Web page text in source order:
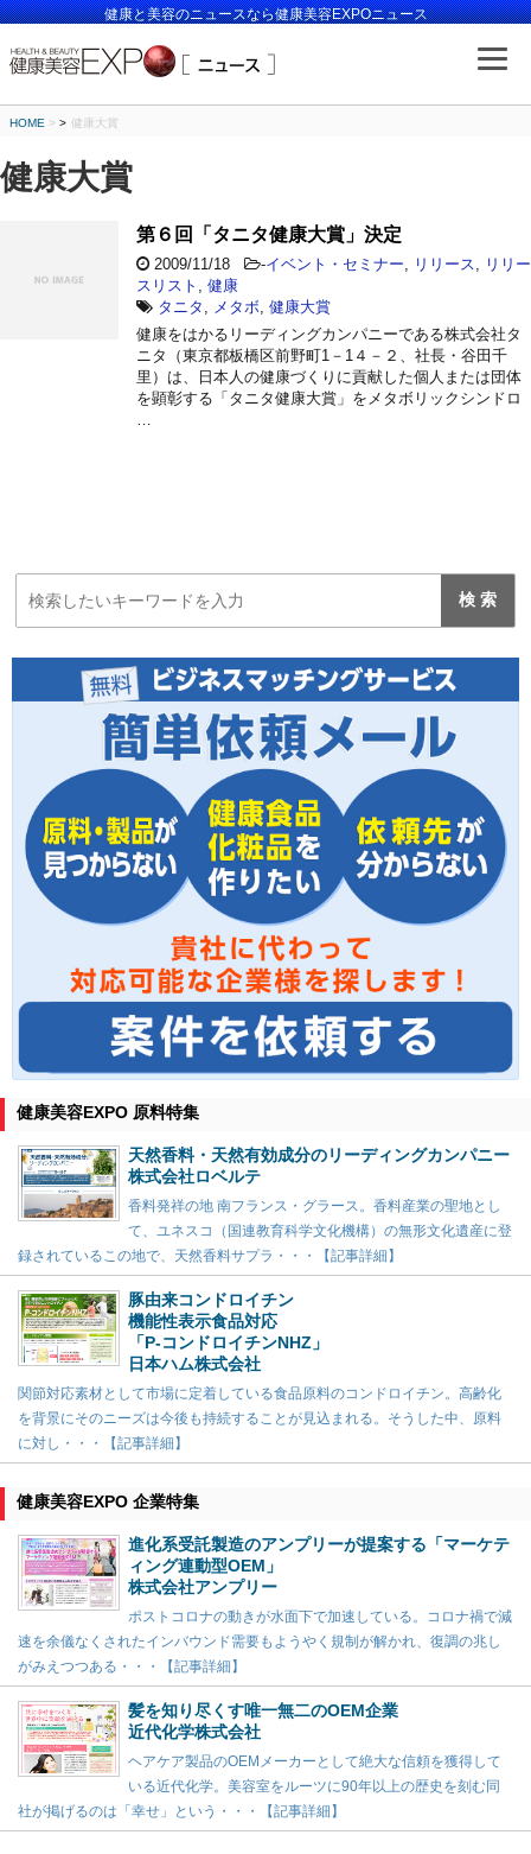
健康と美容のニュースなら健康美容EXPOニュース
HOME > 健康大賞
健康大賞
第６回「タニタ健康大賞」決定
2009/11/18 -イベント・セミナー リリース
リリー
スリスト
健康
タニタ
メタボ 健康大賞
健康をはかるリーディングカンパニーである株式会社タ
ニタ（東京都板橋区前野町1－1４－２、社長・谷田千
里）は、日本人の健康づくりに貢献した個人または団体
を顕彰する「タニタ健康大賞」をメタボリックシンドロ
健康美容EXPO 原料特集
天然香料・天然有効成分のリーディングカンパニー
株式会社ロベルテ
香料発祥の地 南フランス・グラース。香料産業の聖地とし
て、ユネスコ（国連教育科学文化機構）の無形文化遺産に登
録されているこの地で、天然香料サプラ・・・【記事詳細】
豚由来コンドロイチン
機能性表示食品対応
「P-コンドロイチンNHZ」
日本ハム株式会社
関節対応素材として市場に定着している食品原料のコンドロイチン。高齢化
を背景にそのニーズは今後も持続することが見込まれる。そうした中、原料
に対し・・・【記事詳細】
健康美容EXPO 企業特集
進化系受託製造のアンプリーが提案する「マーケテ
ィング連動型OEM」
株式会社アンプリー
ポストコロナの動きが水面下で加速している。コロナ禍で減
速を余儀なくされたインバウンド需要もようやく規制が解かれ、復調の兆し
がみえつつある・・・【記事詳細】
髪を知り尽くす唯一無二のOEM企業
近代化学株式会社
ヘアケア製品のOEMメーカーとして絶大な信頼を獲得して
いる近代化学。美容室をルーツに90年以上の歴史を刻む同
社が掲げるのは「幸せ」という・・・【記事詳細】